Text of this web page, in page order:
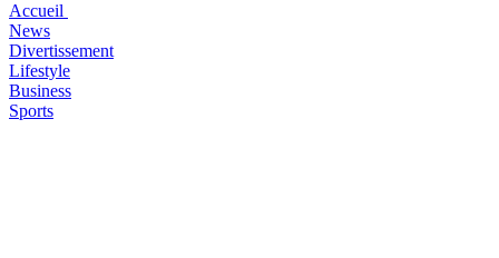
Accueil
News
Divertissement
Lifestyle
Business
Sports